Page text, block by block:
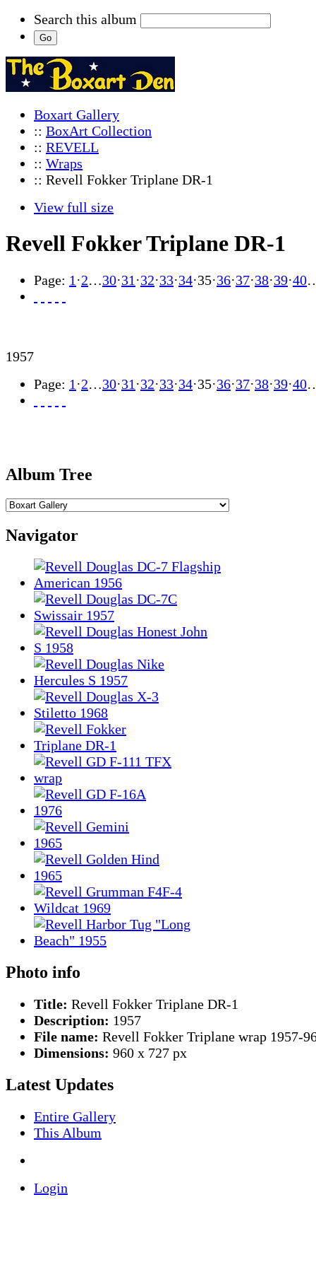
Search this album
Boxart Gallery
:: BoxArt Collection
:: REVELL
:: Wraps
:: Revell Fokker Triplane DR-1
View full size
Revell Fokker Triplane DR-1
Page: 1 ·2…30·31 ·32·33·34·35·36·37·38·39·40
1957
Page: 1 ·2…30·31 ·32·33·34·35·36·37·38·39·40
Album Tree
Navigator
Photo info
Title: Revell Fokker Triplane DR-1
Description: 1957
File name: Revell Fokker Triplane wrap 1957-
Dimensions: 960 x 727 px
Latest Updates
Entire Gallery
This Album
Login